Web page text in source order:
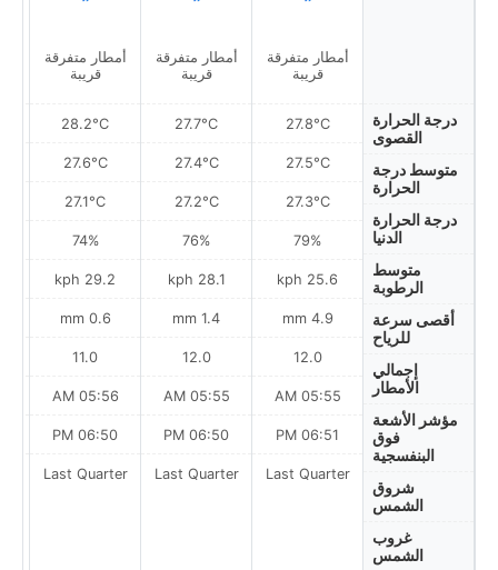
درجة الحرارة
القصوى
متوسط درجة
الحرارة
درجة الحرارة
الدنيا
متوسط
الرطوبة
أقصى سرعة
للرياح
إجمالي
الأمطار
مؤشر الأشعة
فوق
البنفسجية
شروق
الشمس
غروب
الشمس
أمطار متفرقة
قريبة
27.8°C
27.5°C
27.3°C
79%
25.6 kph
4.9 mm
12.0
05:55 AM
06:51 PM
Last Quarter
أمطار متفرقة
قريبة
27.7°C
27.4°C
27.2°C
76%
28.1 kph
1.4 mm
12.0
05:55 AM
06:50 PM
Last Quarter
أمطار متفرقة
قريبة
28.2°C
27.6°C
27.1°C
74%
29.2 kph
0.6 mm
11.0
05:56 AM
06:50 PM
Last Quarter